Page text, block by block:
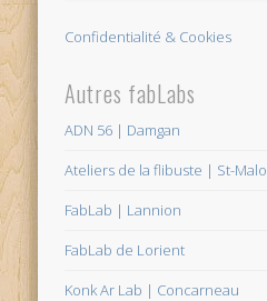
Confidentialité & Cookies
Autres fabLabs
ADN 56 | Damgan
Ateliers de la flibuste | St-Malo
FabLab | Lannion
FabLab de Lorient
Konk Ar Lab | Concarneau